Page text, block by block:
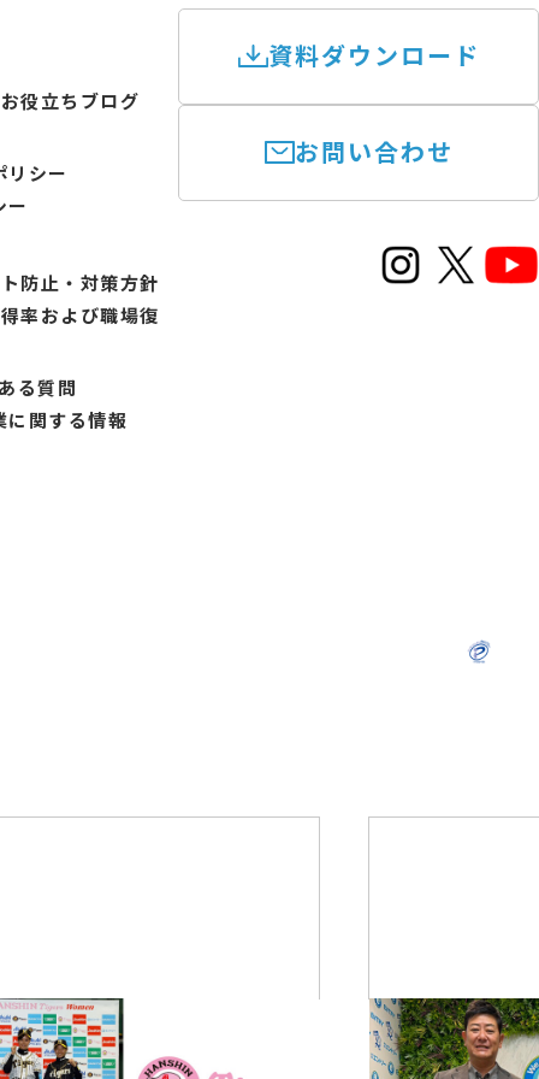
役立ちブログ
リシー
ー
防止・対策方針
率および職場復
る質問
に関する情報
資料ダウンロード
お問い合わせ